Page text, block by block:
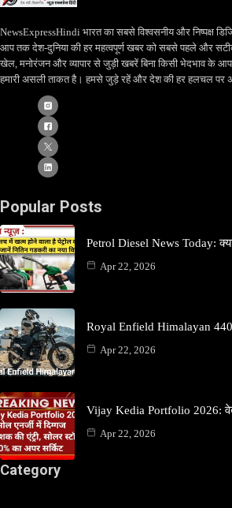
NewsExpressHindi भारत का सबसे विश्वसनीय और निष्पक्ष
आप तक देश-दुनिया की हर महत्वपूर्ण खबर को सबसे पहले और
खेल, मनोरंजन और व्यापार से जुड़ी खबरें बिना किसी भेदभाव के
हमारी असली ताकत है। हमसे जुड़े रहें और देश की हर हलचल पर
Popular Posts
Petrol Diesel News Today:
Apr 22, 2026
Royal Enfield Himalayan
Apr 22, 2026
Vijay Kedia Portfolio 2026:
Apr 22, 2026
Category